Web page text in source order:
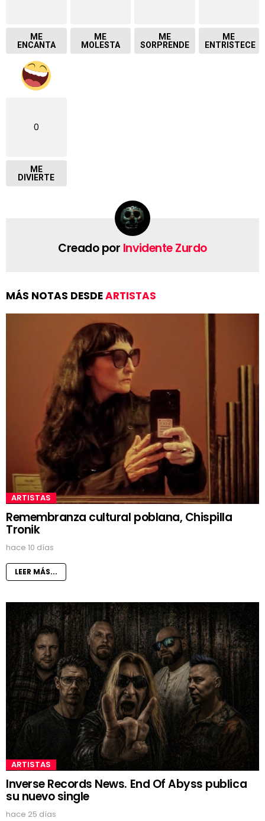
ME
ENCANTA
ME
MOLESTA
ME
SORPRENDE
ME
ENTRISTECE
0
ME
DIVIERTE
Creado por Invidente Zurdo
MÁS NOTAS DESDEARTISTAS
ARTISTAS
Remembranza cultural poblana, Chispilla
Tronik
hace 10 días
LEER MÁS...
ARTISTAS
Inverse Records News. End Of Abyss publica
su nuevo single
hace 25 días